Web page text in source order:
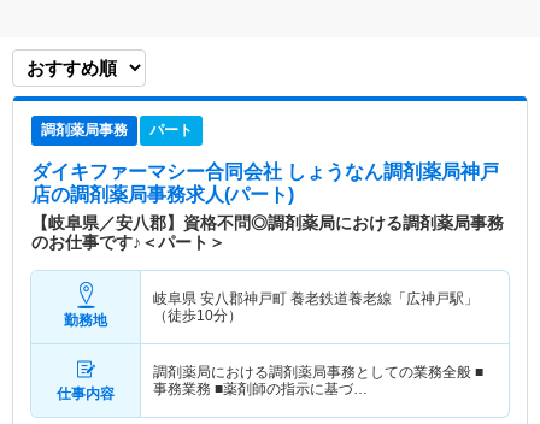
調剤薬局事務 パート
ダイキファーマシー合同会社 しょうなん調剤薬局神戸
店の調剤薬局事務求人(パート)
【岐阜県／安八郡】資格不問◎調剤薬局における調剤薬局事務
のお仕事です♪＜パート＞
勤務地
岐阜県 安八郡神戸町 養老鉄道養老線「広神戸駅」
（徒歩10分）
仕事内容
調剤薬局における調剤薬局事務としての業務全般 ■
事務業務 ■薬剤師の指示に基づ…